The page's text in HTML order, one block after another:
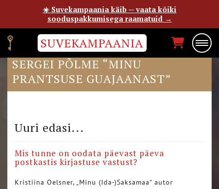
SUVEKAMPAANIA
TIMO GOODREADSI LEHEL
SERGEI PÕLME “MINU
PRANTSUSE GUAJAANAST”
Uuri edasi...
Mis tunne on oodata päevast päeva
postkastis kirjastuse vastust?
Kristiina Oelsner, „Minu (Ida-)Saksamaa“ autor
☀️ Suvekampaania käib — vaata kõiki
sooduspakkumisega raamatuid →